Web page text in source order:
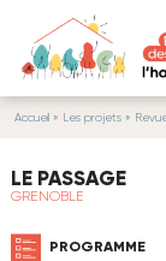
VOUS ÊTES ICI
Accueil » Les projets »
LE PASSAGE
GRENOBLE
PROGRAMME